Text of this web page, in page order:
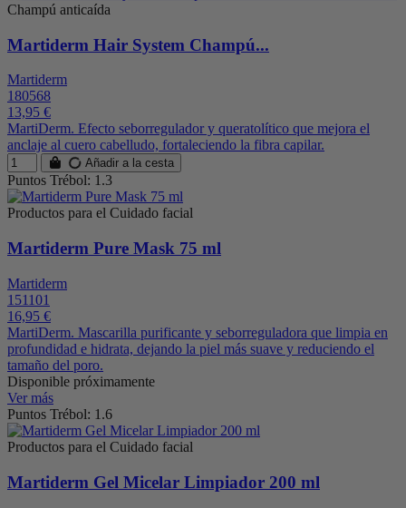
Champú anticaída
Martiderm Hair System Champú...
Martiderm
180568
13,95 €
MartiDerm. Efecto seborregulador y queratolítico que mejora el
anclaje al cuero cabelludo, fortaleciendo la fibra capilar.
Añadir a la cesta
Puntos Trébol: 1.3
Productos para el Cuidado facial
Martiderm Pure Mask 75 ml
Martiderm
151101
16,95 €
MartiDerm. Mascarilla purificante y seborreguladora que limpia en
profundidad e hidrata, dejando la piel más suave y reduciendo el
tamaño del poro.
Disponible próximamente
Ver más
Puntos Trébol: 1.6
Productos para el Cuidado facial
Martiderm Gel Micelar Limpiador 200 ml